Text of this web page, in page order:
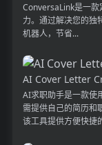
ConversaLink是一款
力。通过解决您的独
机器人，节省...
AI Cover Letter
AI求职助手是一款使
需提供自己的简历和
该工具提供方便快捷